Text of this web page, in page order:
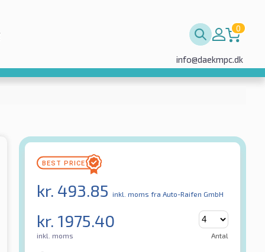
0
info@daekmpc.dk
kr. 493.85 inkl. moms fra Auto-Raifen GmbH
kr. 1975.40
inkl. moms Antal